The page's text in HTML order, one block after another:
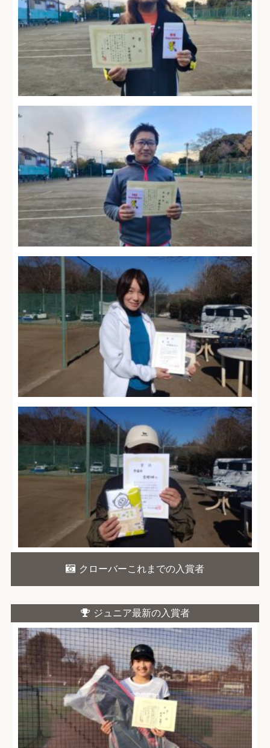
クローバーこれまでの入賞者
ジュニア最新の入賞者